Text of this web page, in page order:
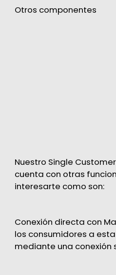
Otros componentes
Nuestro Single
cuenta con otras
interesarte como son:
Conexión directa con
los consumidores a
mediante una conexión